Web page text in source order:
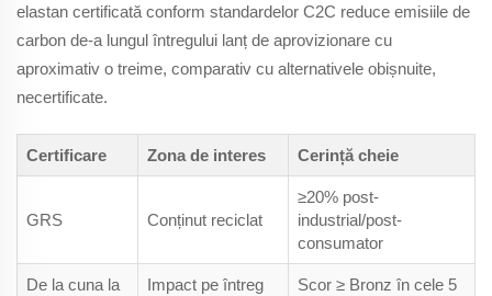
elastan certificată conform standardelor C2C reduce emisiile de
carbon de-a lungul întregului lanț de aprovizionare cu
aproximativ o treime, comparativ cu alternativele obișnuite,
necertificate.
Certificare Zona de interes Cerință cheie
GRS Conținut reciclat
≥20% post-
industrial/post-
consumator
De la cuna la
Impact pe întreg
Scor ≥ Bronz în cele 5